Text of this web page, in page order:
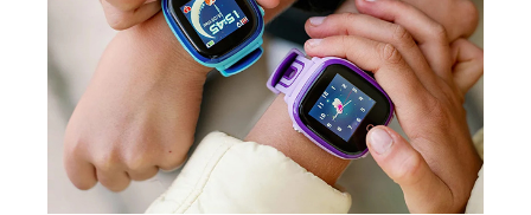
dla
dzieci,
czyli
zegarki
Garett
Kids.
Dlaczego